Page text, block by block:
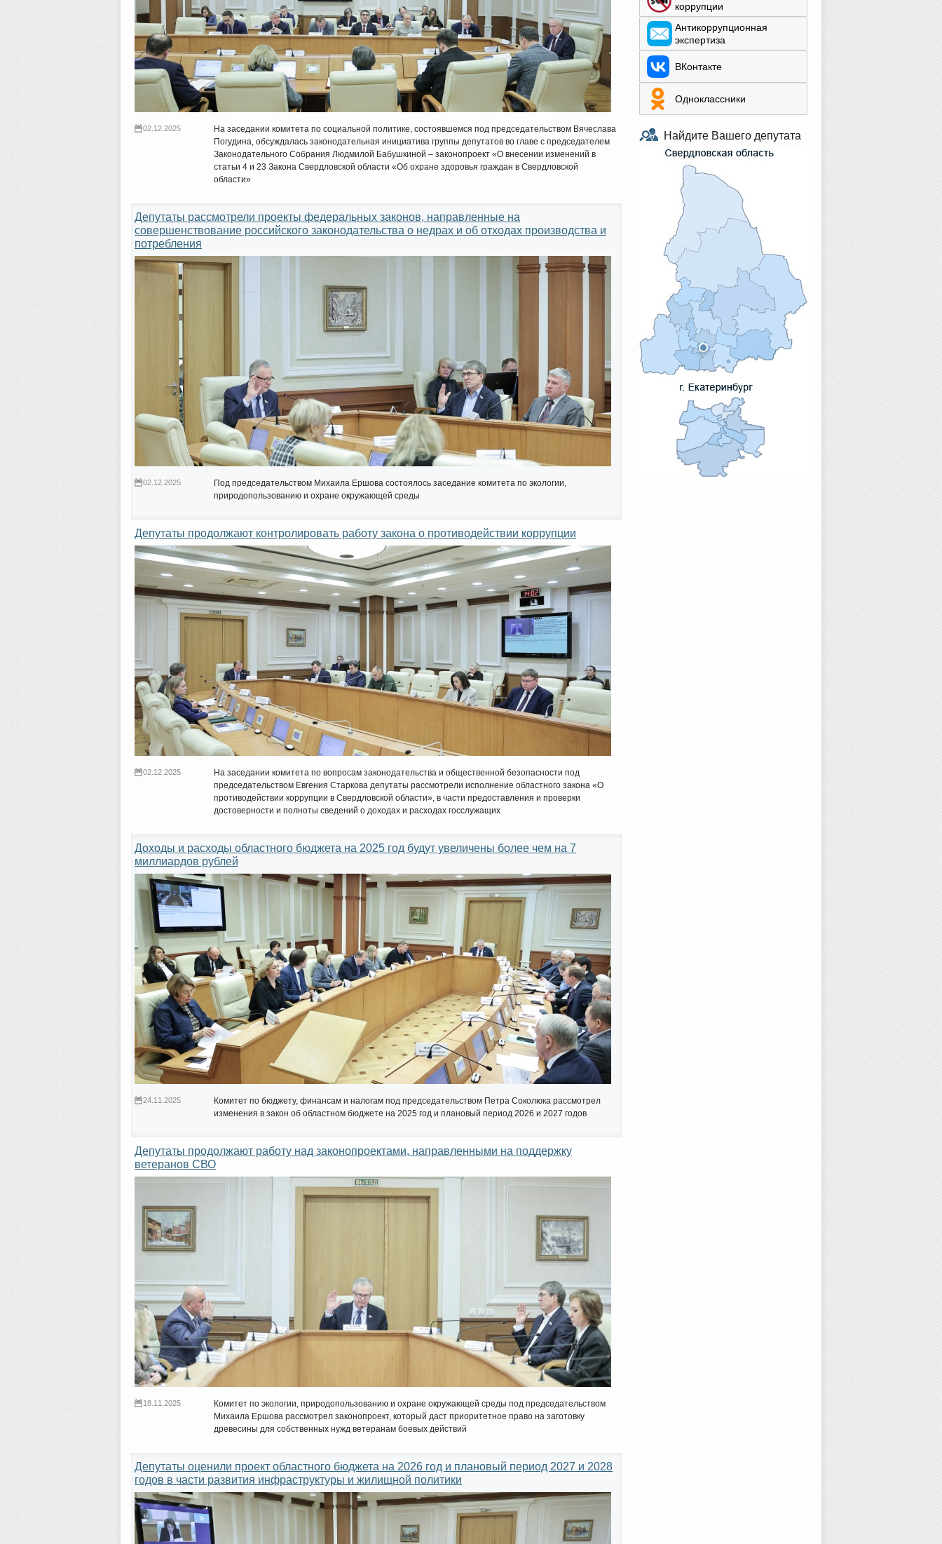
02.12.2025
На заседании комитета по социальной политике, состоявшемся под председательством Вячеслава
Погудина, обсуждалась законодательная инициатива группы депутатов во главе с председателем
Законодательного Собрания Людмилой Бабушкиной – законопроект «О внесении изменений в
статьи 4 и 23 Закона Свердловской области «Об охране здоровья граждан в Свердловской
области»
Депутаты рассмотрели проекты федеральных законов, направленные на
совершенствование российского законодательства о недрах и об отходах производства и
потребления
02.12.2025
Под председательством Михаила Ершова состоялось заседание комитета по экологии,
природопользованию и охране окружающей среды
Депутаты продолжают контролировать работу закона о противодействии коррупции
02.12.2025
На заседании комитета по вопросам законодательства и общественной безопасности под
председательством Евгения Старкова депутаты рассмотрели исполнение областного закона «О
противодействии коррупции в Свердловской области», в части предоставления и проверки
достоверности и полноты сведений о доходах и расходах госслужащих
Доходы и расходы областного бюджета на 2025 год будут увеличены более чем на 7
миллиардов рублей
24.11.2025
Комитет по бюджету, финансам и налогам под председательством Петра Соколюка рассмотрел
изменения в закон об областном бюджете на 2025 год и плановый период 2026 и 2027 годов
Депутаты продолжают работу над законопроектами, направленными на поддержку
ветеранов СВО
18.11.2025
Комитет по экологии, природопользованию и охране окружающей среды под председательством
Михаила Ершова рассмотрел законопроект, который даст приоритетное право на заготовку
древесины для собственных нужд ветеранам боевых действий
Депутаты оценили проект областного бюджета на 2026 год и плановый период 2027 и 2028
годов в части развития инфраструктуры и жилищной политики
коррупции
Aнтикоррупционная
экспертиза
ВКонтакте
Одноклассники
Найдите Вашего депутата